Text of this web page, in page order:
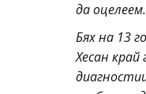
да оцелеем.
Бях на 13
Хесан